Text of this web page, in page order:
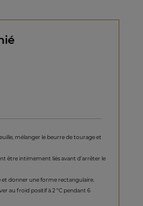
mélanger le beurre de tourage et
être intimement liés avant d’arrêter le
et donner une forme rectangulaire.
au froid positif à 2 ºC pendant 6